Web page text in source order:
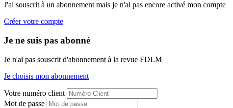
J'ai souscrit à un abonnement mais je n'ai pas encore activé mon compte
Créer votre compte
Je ne suis pas abonné
Je n'ai pas souscrit d'abonnement à la revue FDLM
Je choisis mon abonnement
Votre numéro client
Mot de passe